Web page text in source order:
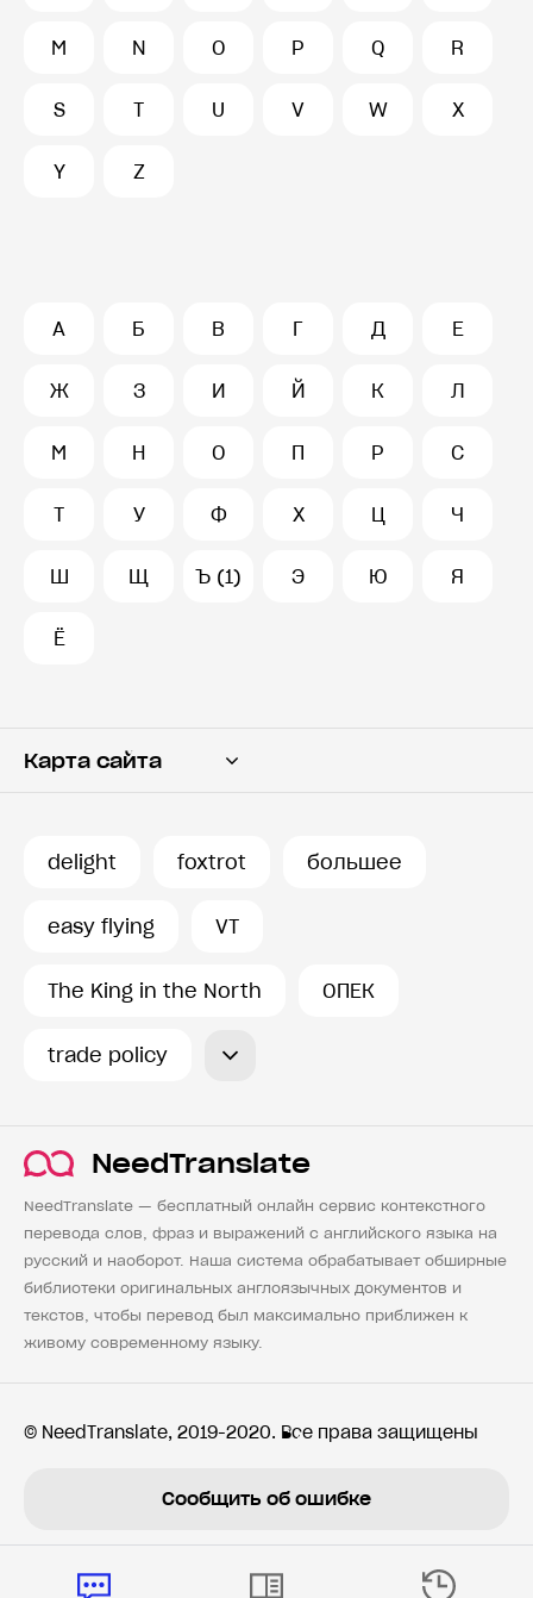
M N O P Q R
S T U V W X
Y Z
А Б В Г Д Е
Ж З И Й К Л
М Н О П Р С
Т У Ф Х Ц Ч
Ш Щ Ъ (1) Э Ю Я
Ё
Карта сайта
История запросов
delight foxtrot большее
easy flying VT
The King in the North ОПЕК
trade policy
NeedTranslate
NeedTranslate — бесплатный онлайн сервис контекстного
перевода слов, фраз и выражений с английского языка на
русский и наоборот. Наша система обрабатывает обширные
библиотеки оригинальных англоязычных документов и
текстов, чтобы перевод был максимально приближен к
живому современному языку.
© NeedTranslate, 2019-2020. Все права защищены
Сообщить об ошибке